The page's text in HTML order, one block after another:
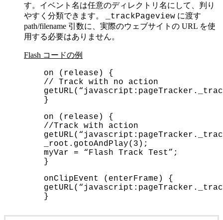
す。イベント名は任意のディレクトリ名にして、判り
やすく分類できます。
_trackPageview に渡す
path/filename 引数に、実際のウェブサイトの URL を使
用する必要はありません。
Flash コードの例
on (release) {
// Track with no action
}
on (release) {
//Track with action
_root.gotoAndPlay(3);
myVar = “Flash Track Test”;
}
onClipEvent (enterFrame) {
}